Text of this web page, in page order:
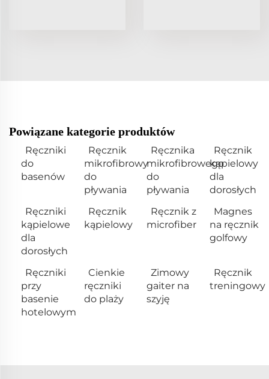
Powiązane kategorie produktów
Ręczniki
do
basenów
Ręcznik
mikrofibrowy
do
pływania
Ręcznika
mikrofibrowego
do
pływania
Ręcznik
kąpielowy
dla
dorosłych
Ręczniki
kąpielowe
dla
dorosłych
Ręcznik
kąpielowy
Ręcznik z
microfiber
Magnes
na ręcznik
golfowy
Ręczniki
przy
basenie
hotelowym
Cienkie
ręczniki
do plaży
Zimowy
gaiter na
szyję
Ręcznik
treningowy